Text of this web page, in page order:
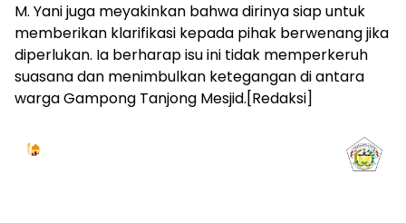
M. Yani juga meyakinkan bahwa dirinya siap untuk
memberikan klarifikasi kepada pihak berwenang jika
diperlukan. Ia berharap isu ini tidak memperkeruh
suasana dan menimbulkan ketegangan di antara
warga Gampong Tanjong Mesjid.[Redaksi]